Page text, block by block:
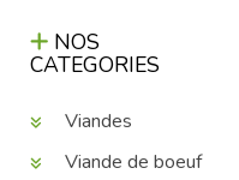
NOS
CATEGORIES
Viandes
Viande de boeuf